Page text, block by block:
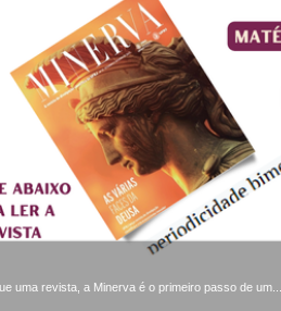
uma revista, a Minerva é o primeiro passo de um...